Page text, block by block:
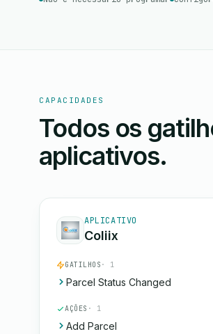
CAPACIDADES
Todos os
aplicativos.
APLICATIVO
Coliix
GATILHOS · 1
Parcel Status Changed
AÇÕES · 1
Add Parcel